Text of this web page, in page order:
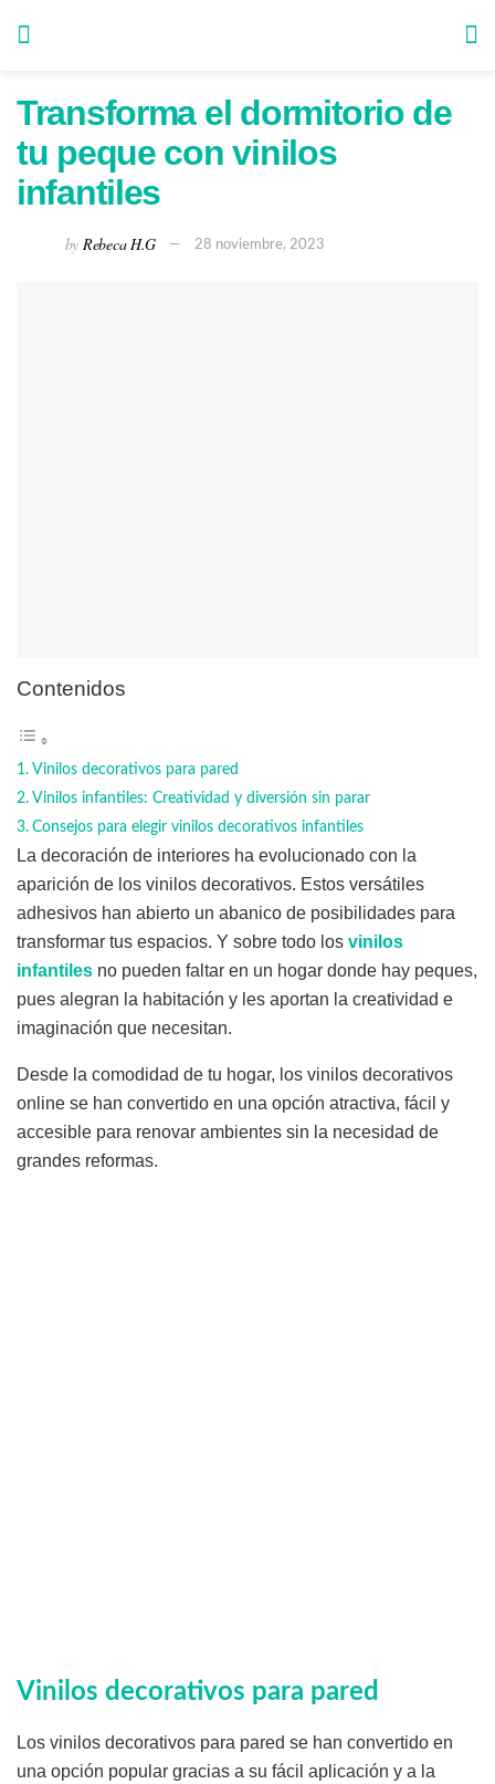
Transforma el dormitorio de
tu peque con vinilos
infantiles
by Rebeca H.G 28 noviembre, 2023
Contenidos
Vinilos decorativos para pared
Vinilos infantiles: Creatividad y diversión sin parar
Consejos para elegir vinilos decorativos infantiles
La decoración de interiores ha evolucionado con la
aparición de los vinilos decorativos. Estos versátiles
adhesivos han abierto un abanico de posibilidades para
transformar tus espacios. Y sobre todo los vinilos
infantiles no pueden faltar en un hogar donde hay peques,
pues alegran la habitación y les aportan la creatividad e
imaginación que necesitan.
Desde la comodidad de tu hogar, los vinilos decorativos
online se han convertido en una opción atractiva, fácil y
accesible para renovar ambientes sin la necesidad de
grandes reformas.
Vinilos decorativos para pared
Los vinilos decorativos para pared se han convertido en
una opción popular gracias a su fácil aplicación y a la